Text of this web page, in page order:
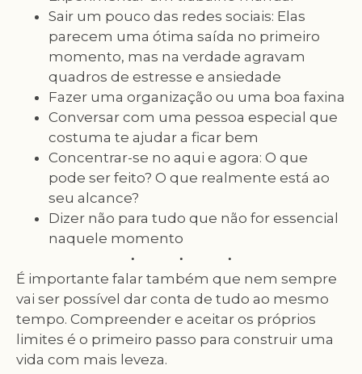
Sair um pouco das redes sociais: Elas
parecem uma ótima saída no primeiro
momento, mas na verdade agravam
quadros de estresse e ansiedade
Fazer uma organização ou uma boa faxina
Conversar com uma pessoa especial que
costuma te ajudar a ficar bem
Concentrar-se no aqui e agora: O que
pode ser feito? O que realmente está ao
seu alcance?
Dizer não para tudo que não for essencial
naquele momento
É importante falar também que nem sempre
vai ser possível dar conta de tudo ao mesmo
tempo. Compreender e aceitar os próprios
limites é o primeiro passo para construir uma
vida com mais leveza.